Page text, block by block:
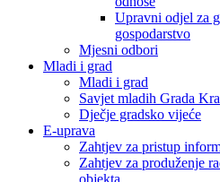
Upravni odjel za
gospodarstvo
Mjesni odbori
Mladi i grad
Mladi i grad
Savjet mladih Grada
Dječje gradsko vijeće
E-uprava
Zahtjev za pristup
Zahtjev za produženje
objekta